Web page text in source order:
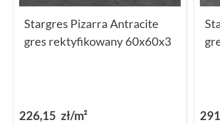
Stargres Pizarra Antracite
gres rektyfikowany 60x60x3
226,15 zł/m²